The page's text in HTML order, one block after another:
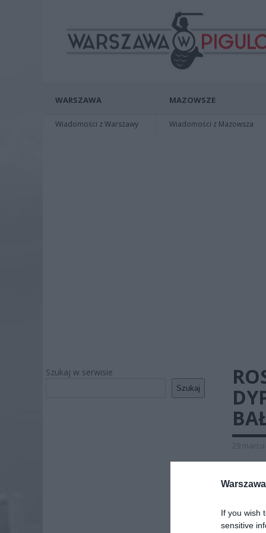
If you wish
sensitive
WARSZAWA
Wiadomości z Warszawy
MAZOWSZE
Wiadomości z Mazowsza
Szukaj w serwisie
Szukaj
29
Jak
Litwę,